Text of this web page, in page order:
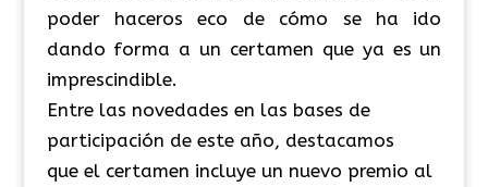
poder haceros eco de cómo se ha ido
dando forma a un certamen que ya es un
imprescindible.
Entre las novedades en las bases de
participación de este año, destacamos
que el certamen incluye un nuevo premio al